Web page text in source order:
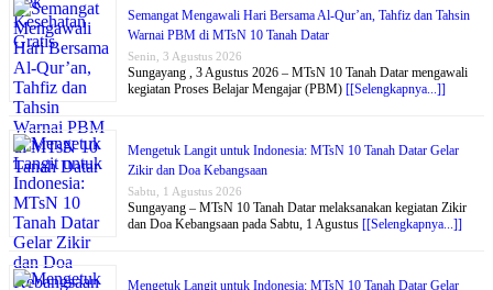
Semangat Mengawali Hari Bersama Al-Qur’an, Tahfiz dan Tahsin
Warnai PBM di MTsN 10 Tanah Datar
Senin, 3 Agustus 2026
Sungayang , 3 Agustus 2026 – MTsN 10 Tanah Datar mengawali
kegiatan Proses Belajar Mengajar (PBM) [[Selengkapnya...]]
Mengetuk Langit untuk Indonesia: MTsN 10 Tanah Datar Gelar
Zikir dan Doa Kebangsaan
Sabtu, 1 Agustus 2026
Sungayang – MTsN 10 Tanah Datar melaksanakan kegiatan Zikir
dan Doa Kebangsaan pada Sabtu, 1 Agustus [[Selengkapnya...]]
Mengetuk Langit untuk Indonesia: MTsN 10 Tanah Datar Gelar